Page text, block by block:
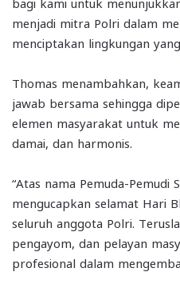
menjadi mitra Polri dalam
menciptakan lingkungan
Thomas menambahkan,
jawab bersama sehingga
elemen masyarakat untuk
damai, dan harmonis.
“Atas nama Pemuda-Pemudi
mengucapkan selamat Hari
seluruh anggota Polri.
pengayom, dan pelayan
profesional dalam